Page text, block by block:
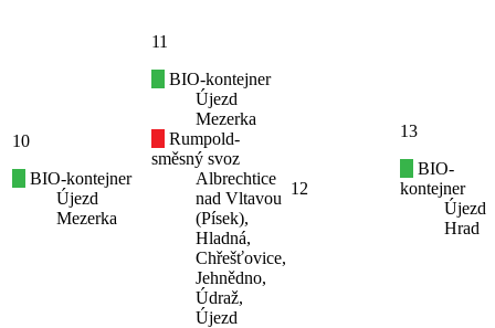
10
BIO-kontejner
Újezd
Mezerka
11
BIO-kontejner
Újezd
Mezerka
Rumpold-
směsný svoz
Albrechtice
nad Vltavou
(Písek),
Hladná,
Chřešťovice,
Jehnědno,
Údraž,
Újezd
12
13
BIO-
kontejner
Újezd
Hrad